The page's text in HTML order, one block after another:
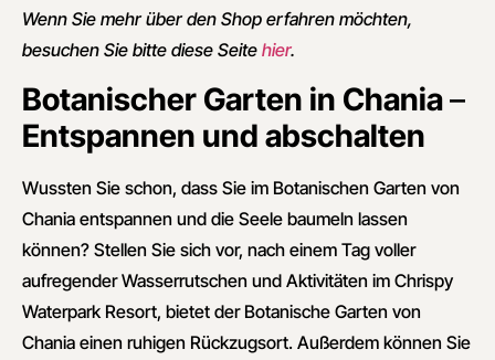
Wenn Sie mehr über den Shop erfahren möchten,
besuchen Sie bitte diese Seite hier.
Botanischer Garten in Chania–
Entspannen und abschalten
Wussten Sie schon, dass Sie im Botanischen Garten von
Chania entspannen und die Seele baumeln lassen
können? Stellen Sie sich vor, nach einem Tag voller
aufregender Wasserrutschen und Aktivitäten im Chrispy
Waterpark Resort, bietet der Botanische Garten von
Chania einen ruhigen Rückzugsort. Außerdem können Sie